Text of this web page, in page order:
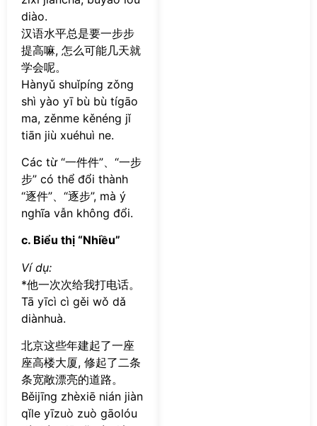
diào.
汉语水平总是要一步步
提高嘛, 怎么可能几天就
学会呢。
Hànyǔ shuǐpíng zǒng
shì yào yī bù bù tígāo
ma, zěnme kěnéng jǐ
tiān jiù xuéhuì ne.
Các từ “一件件”、“一步
步” có thể đổi thành
“逐件”、“逐步”, mà ý
nghĩa vẫn không đổi.
c. Biểu thị “Nhiều”
Ví dụ:
*他一次次给我打电话。
Tā yīcì cì gěi wǒ dǎ
diànhuà.
北京这些年建起了一座
座高楼大厦, 修起了二条
条宽敞漂亮的道路。
Běijīng zhèxiē nián jiàn
qǐle yīzuò zuò gāolóu